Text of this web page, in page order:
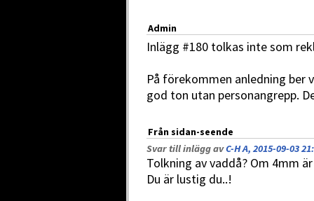
Admin
Inlägg #180 tolkas inte som
På förekommen anledning
god ton utan personangrepp.
Från sidan-seende
Svar till inlägg avC-H A, 2015-09-03
Tolkning av vaddå? Om 4mm
Du är lustig du..!